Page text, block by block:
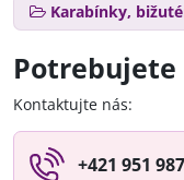
Karabínky,
Kontaktujte nás:
+421 951